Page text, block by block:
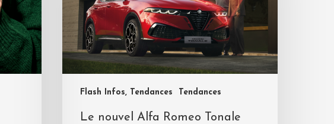
Flash Infos, Tendances Tendances
Le nouvel Alfa Romeo Tonale